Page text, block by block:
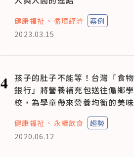
健康福祉 循環經濟
案例
2023.03.15
4 孩子的肚子不能等！台灣「食物
銀行」將營養補充包送往偏鄉學
校，為學童帶來營養均衡的美味
健康福祉 永續飲食
趨勢
2020.06.12